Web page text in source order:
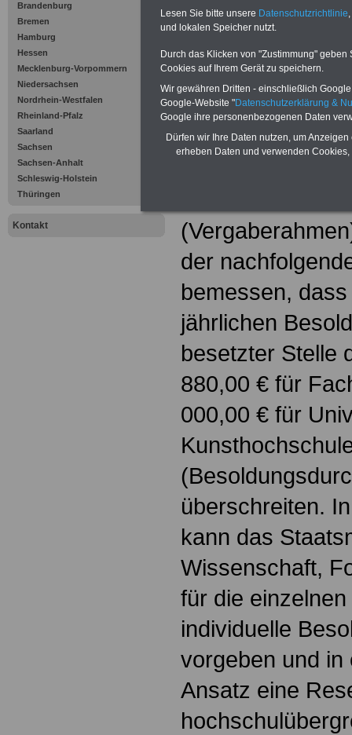
Brandenburg
Bremen
Hamburg
Hessen
Mecklenburg-Vorpommern
Niedersachsen
Nordrhein-Westfalen
Rheinland-Pfalz
Saarland
Sachsen
Sachsen-Anhalt
Schleswig-Holstein
Thüringen
Kontakt
Zur Übersicht
Bayern:
Art. 73
der
bemessen,
jährlichen
besetzter Stelle
880,00 € für
000,00 € für
überschreiten.
kann das
Wissenschaft,
für die
individuelle
vorgeben und in
Ansatz eine
Lesen Sie bitte unsere Datenschutzrichtlinie
und lokalen Speicher nutzt.
Durch das Klicken von "Zustimmung"
Cookies auf Ihrem Gerät zu speichern.
Wir gewähren Dritten - einschließlich
Google-Website "Datenschutzerklärung &
Google ihre personenbezogenen Daten
Dürfen wir Ihre Daten nutzen, um
erheben Daten und verwenden